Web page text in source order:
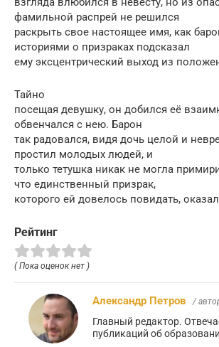
фамильной распрей не решился
раскрыть свое настоящее имя, как
историями о призраках подсказал
ему эксцентрический выход из
Тайно
посещая девушку, он добился её
обвенчался с нею. Барон
так радовался, видя дочь целой и
простил молодых людей, и
только тетушка никак не могла
что единственный призрак,
которого ей довелось повидать,
Рейтинг
( Пока оценок нет )
Александр Петров /
Главный редактор.
публикаций об